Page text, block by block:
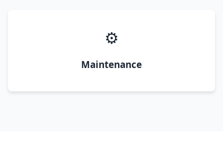
⚙️
Maintenance